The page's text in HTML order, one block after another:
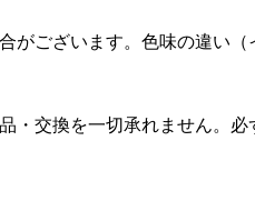
ございます。色味の違い
交換を一切承れません。必